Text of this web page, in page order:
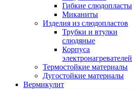
Гибкие слюдопласты
Миканиты
Изделия из слюдопластов
Трубки и втулки
слюдяные
Корпуса
электронагревателей
Термостойкие материалы
Дугостойкие материалы
Вермикулит